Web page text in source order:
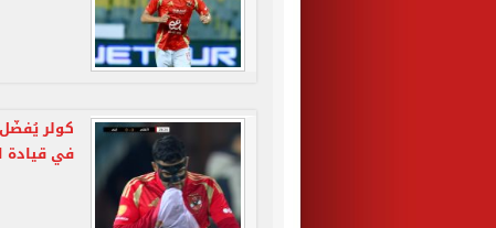
كولر
في قيادة